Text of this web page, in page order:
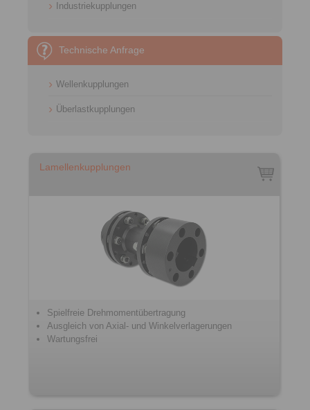
Industriekupplungen
Technische Anfrage
Wellenkupplungen
Überlastkupplungen
Lamellenkupplungen
Spielfreie Drehmomentübertragung
Ausgleich von Axial- und Winkelverlagerungen
Wartungsfrei